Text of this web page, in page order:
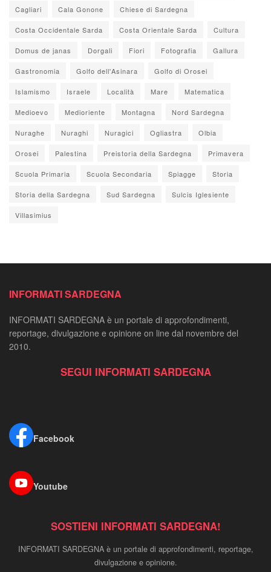
Cagliari Cala Gonone Chiese di Sardegna
Costa Occidentale Sarda Costa Orientale Sarda Cultura
Domus de janas Dorgali Fiori Fotografia Gallura
Gastronomia Golfo dell'Asinara Golfo di Orosei
Islamismo Israele Località Mare Matematica
Medioevo Medioriente Montagna Nord Sardegna
Nuraghe Nuraghi Nuragici Ogliastra Olbia
Orosei Palestina Preistoria della Sardegna Primavera
Scuola Primaria Scuola Secondaria Spiagge Storia
Storia della Sardegna Sud Sardegna Sulcis Iglesiente
Villasimius
INFORMATI SARDEGNA
INFORMATI SARDEGNA è un portale di approfondimenti,
reportage, divulgazione e opinione on line dal novembre del
2010.
SEGUI INFORMATI SARDEGNA
Facebook
Youtube
SOSTIENI INFORMATI SARDEGNA!
INFORMATI SARDEGNA è un portale di approfondimenti, reportage,
divulgazione e opinione.